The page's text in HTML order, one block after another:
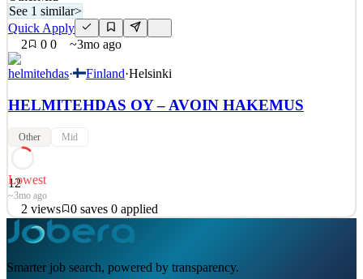
See 1 similar>
Quick Apply
2
0 0 ~3mo ago
helmitehdas· Finland·Helsinki
HELMITEHDAS OY – AVOIN HAKEMUS
Other Mid
12
Lowest
~3mo ago
2 views 0 saves 0 applied
AVOIN HAKEMUS Me Helmitehtaalla edistämme asiakkaidemme
Uskomme vahvoihin asiakassuhteisiin, avoimeen kommunikaatioon
Smarter job search, powered by transparency.